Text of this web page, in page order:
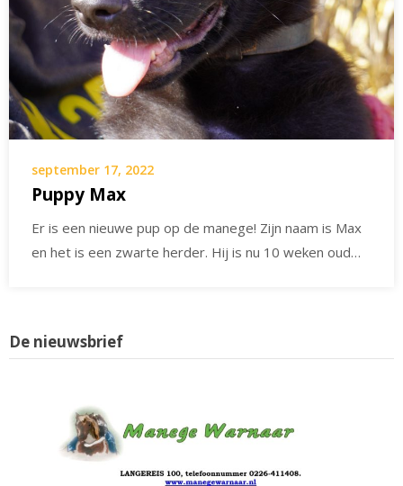
september 17, 2022
Puppy Max
Er is een nieuwe pup op de manege! Zijn naam is Max
en het is een zwarte herder. Hij is nu 10 weken oud…
De nieuwsbrief